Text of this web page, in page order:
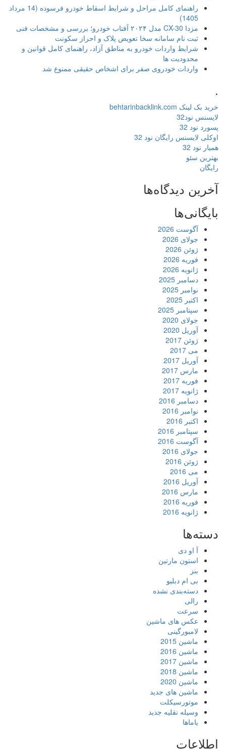
راهنمای کامل مراحل و شرایط اسقاط خودرو فرسوده (14 مرداد
1405)
مزدا CX-30 مدل ۲۰۲۴ آفتاب خودرو؛ بررسی و مشخصات فنی
ثبت نام سامانه سخا تعویض پلاک و احراز سکونت
شرایط واردات خودرو به مناطق آزاد، راهنمای کامل قوانین و
محدودیت ها
واردات خودروی صفر برای اشخاص حقیقی ممنوع شد
خرید بک لینک behtarinbacklink.com
لایسنس نود32
پسورد نود 32
اوکلی لایسنس رایگان نود 32
همیار نود 32
بهترین سئو
رایگان
آخرین دیدگاه‌ها
بایگانی‌ها
آگوست 2026
جولای 2026
ژوئن 2026
فوریه 2026
ژانویه 2026
دسامبر 2025
نوامبر 2025
اکتبر 2025
سپتامبر 2025
جولای 2020
آوریل 2020
ژوئن 2017
می 2017
آوریل 2017
مارس 2017
فوریه 2017
ژانویه 2017
دسامبر 2016
نوامبر 2016
اکتبر 2016
سپتامبر 2016
آگوست 2016
جولای 2016
ژوئن 2016
می 2016
آوریل 2016
مارس 2016
فوریه 2016
ژانویه 2016
دسته‌ها
آ او دی
استون مارتین
بنز
بی ام دبلیو
دسته‌بندی نشده
رالی
سرعت
عکس های ماشین
لامبورگینی
ماشین 2015
ماشین 2016
ماشین 2017
ماشین 2018
ماشین 2020
ماشین های جدید
موتورسیکلت
وسیله نقلیه جدید
یاماها
اطلاعات